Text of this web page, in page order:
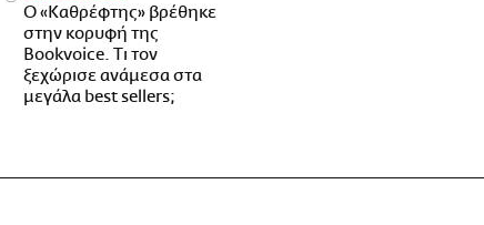
Ο «Καθρέφτης» βρέθηκε
στην κορυφή της
Bookvoice. Τι τον
ξεχώρισε ανάμεσα στα
μεγάλα best sellers;